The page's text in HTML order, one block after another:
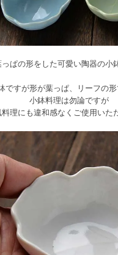
っぱの形をした可愛い陶器の小
ですが形が葉っぱ、リーフの
小鉢料理は勿論ですが
理にも違和感なくご使用いた